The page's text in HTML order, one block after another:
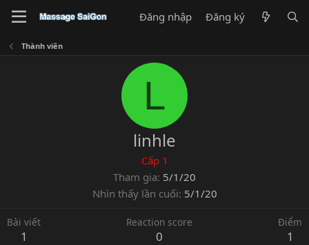
Đăng nhập Đăng ký
Thành viên
L
linhle
Cấp 1
Tham gia 5/1/20
Nhìn thấy lần cuối 5/1/20
Bài viết
1
Reaction score
0
Điểm
1